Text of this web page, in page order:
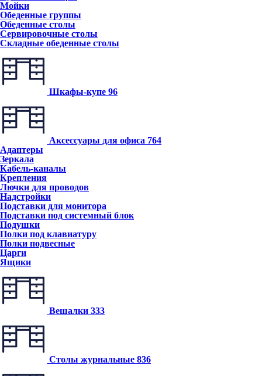
Мойки
Обеденные группы
Обеденные столы
Сервировочные столы
Складные обеденные столы
Шкафы-купе 96
Аксессуары для офиса 764
Адаптеры
Зеркала
Кабель-каналы
Крепления
Лючки для проводов
Надстройки
Подставки для монитора
Подставки под системный блок
Подушки
Полки под клавиатуру
Полки подвесные
Царги
Ящики
Вешалки 333
Столы журнальные 836